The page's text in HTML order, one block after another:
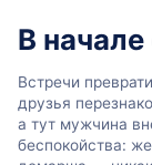
В
Встречи
друзья
а тут мужчина
беспокойства: